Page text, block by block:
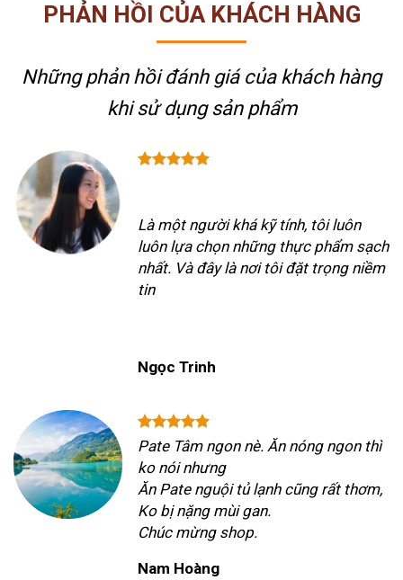
PHẢN HỒI CỦA KHÁCH HÀNG
Những phản hồi đánh giá của khách hàng
khi sử dụng sản phẩm
Là một người khá kỹ tính, tôi luôn
luôn lựa chọn những thực phẩm sạch
nhất. Và đây là nơi tôi đặt trọng niềm
tin
Ngọc Trinh
Pate Tâm ngon nè. Ăn nóng ngon thì
ko nói nhưng
Ăn Pate nguội tủ lạnh cũng rất thơm,
Ko bị nặng mùi gan.
Chúc mừng shop.
Nam Hoàng